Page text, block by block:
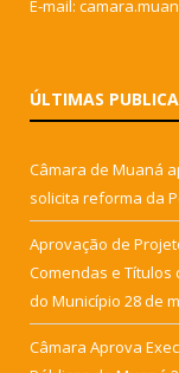
E-mail:
ÚLTIMAS
Câmara de Muaná
solicita reforma da
Aprovação de
Comendas e
do Município 28 de
Câmara Aprova